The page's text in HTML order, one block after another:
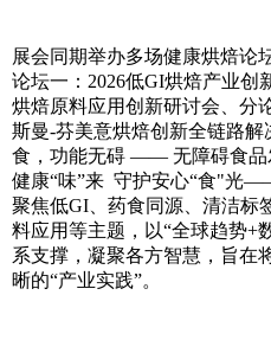
展会同期举办多场健康烘焙论
论坛一：2026低GI烘焙产业创
烘焙原料应用创新研讨会、
斯曼-芬美意烘焙创新全链路
食，功能无碍 —— 无障碍食品
健康“味”来 守护安心“食"光
聚焦低GI、药食同源、清洁标
料应用等主题，以“全球趋势+
系支撑，凝聚各方智慧，旨在
晰的“产业实践”。